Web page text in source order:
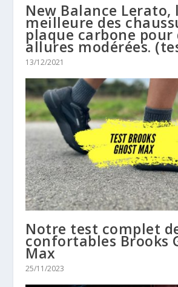
New Balance Lerato,
meilleure des
plaque carbone pour
allures modérées.
13/12/2021
Notre test complet
confortables Brooks
Max
25/11/2023